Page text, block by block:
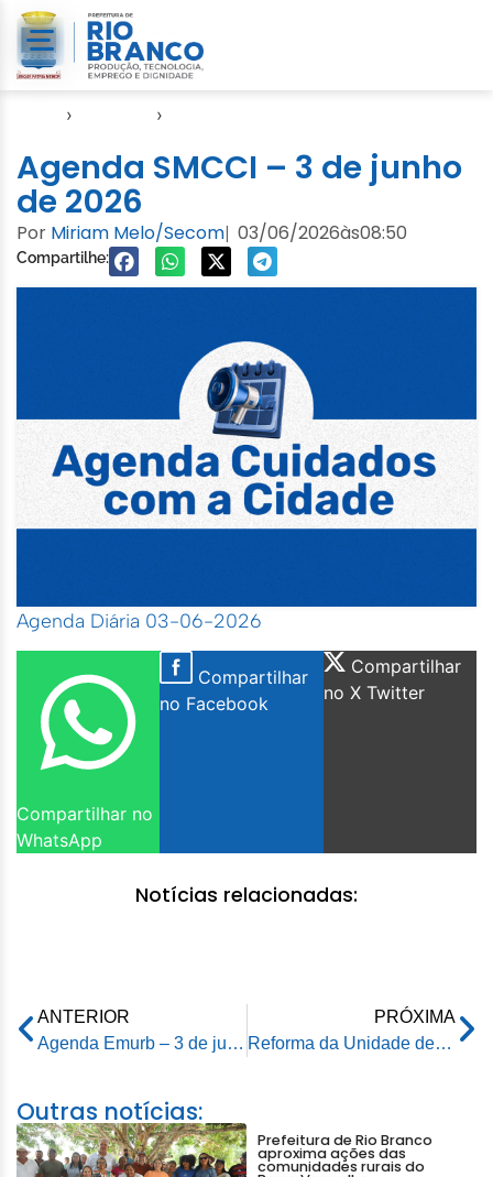
› ›
Agenda SMCCI – 3 de junho
de 2026
Por Miriam Melo/Secom| 03/06/2026às08:50
Compartilhe:
Agenda Diária 03-06-2026
Compartilhar no
WhatsApp
Compartilhar
no Facebook
Compartilhar
no X Twitter
Notícias relacionadas:
ANTERIOR
Agenda Emurb – 3 de junho de 2026
PRÓXIMA
Reforma da Unidade de Saúde da Família do Barro Vermelho chega à fase final em Rio Branco
Outras notícias:
Prefeitura de Rio Branco
aproxima ações das
comunidades rurais do